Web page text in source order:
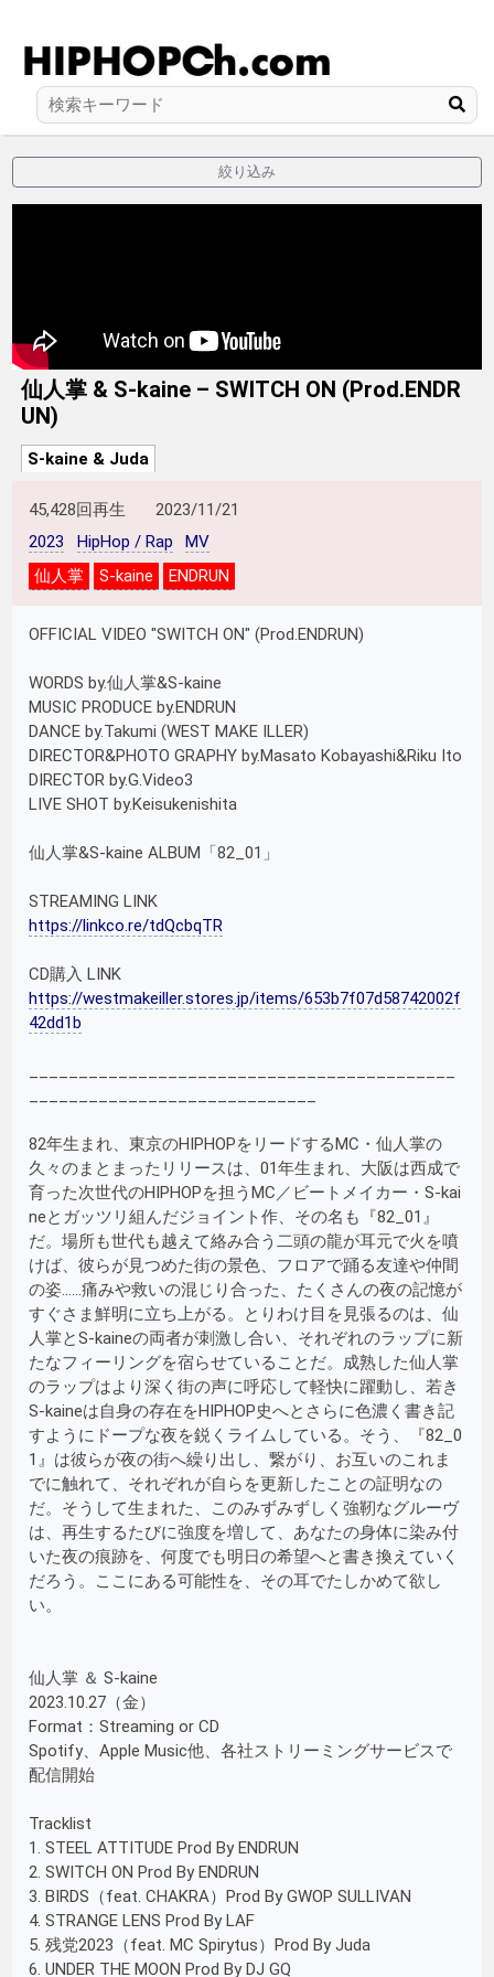
絞り込み
仙人掌 & S-kaine – SWITCH ON (Prod.ENDR
UN)
S-kaine & Juda
45,428回再生
2023/11/21
2023
HipHop / Rap
MV
仙人掌
S-kaine ENDRUN
OFFICIAL VIDEO "SWITCH ON" (Prod.ENDRUN)
WORDS by.仙人掌&S-kaine
MUSIC PRODUCE by.ENDRUN
DANCE by.Takumi (WEST MAKE ILLER)
DIRECTOR&PHOTO GRAPHY by.Masato Kobayashi&Riku Ito
DIRECTOR by.G.Video3
LIVE SHOT by.Keisukenishita
仙人掌&S-kaine ALBUM「82_01」
STREAMING LINK
https://linkco.re/tdQcbqTR
CD購入 LINK
https://westmakeiller.stores.jp/items/653b7f07d58742002f
42dd1b
82年生まれ、東京のHIPHOPをリードするMC・仙人掌の
久々のまとまったリリースは、01年生まれ、大阪は西成で
育った次世代のHIPHOPを担うMC／ビートメイカー・S-kai
neとガッツリ組んだジョイント作、その名も『82_01』
だ。場所も世代も越えて絡み合う二頭の龍が耳元で火を噴
けば、彼らが見つめた街の景色、フロアで踊る友達や仲間
の姿……痛みや救いの混じり合った、たくさんの夜の記憶が
すぐさま鮮明に立ち上がる。とりわけ目を見張るのは、仙
人掌とS-kaineの両者が刺激し合い、それぞれのラップに新
たなフィーリングを宿らせていることだ。成熟した仙人掌
のラップはより深く街の声に呼応して軽快に躍動し、若き
S-kaineは自身の存在をHIPHOP史へとさらに色濃く書き記
すようにドープな夜を鋭くライムしている。そう、『82_0
1』は彼らが夜の街へ繰り出し、繋がり、お互いのこれま
でに触れて、それぞれが自らを更新したことの証明なの
だ。そうして生まれた、このみずみずしく強靭なグルーヴ
は、再生するたびに強度を増して、あなたの身体に染み付
いた夜の痕跡を、何度でも明日の希望へと書き換えていく
だろう。ここにある可能性を、その耳でたしかめて欲し
い。
仙人掌 ＆ S-kaine
2023.10.27（金）
Format：Streaming or CD
Spotify、Apple Music他、各社ストリーミングサービスで
配信開始
Tracklist
1. STEEL ATTITUDE Prod By ENDRUN
2. SWITCH ON Prod By ENDRUN
3. BIRDS（feat. CHAKRA）Prod By GWOP SULLIVAN
4. STRANGE LENS Prod By LAF
5. 残党2023（feat. MC Spirytus）Prod By Juda
6. UNDER THE MOON Prod By DJ GQ